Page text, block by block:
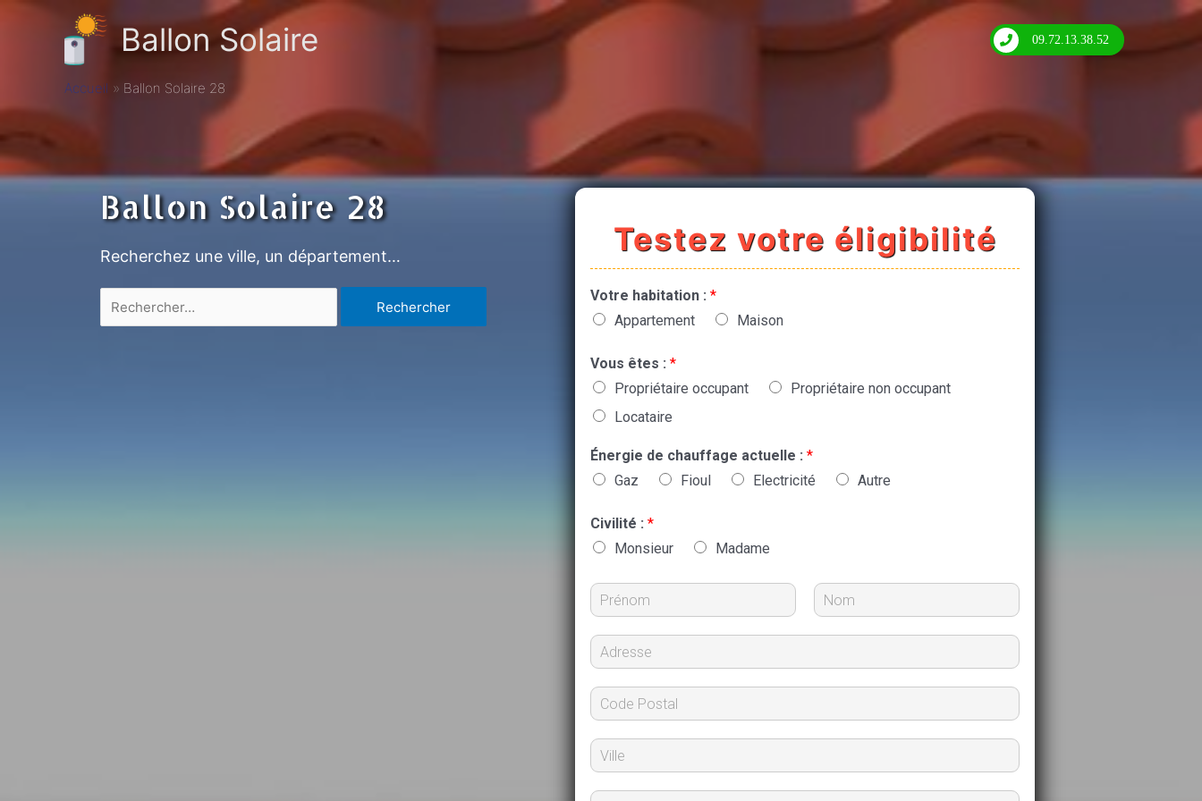
Ballon Solaire 09.72.13.38.52
Accueil Ballon Solaire 28
Ballon Solaire 28
Recherchez une ville, un département… Testez votre éligibilité
Votre habitation : *
Appartement
Maison
Vous êtes : *
Propriétaire occupant
Propriétaire non occupant
Locataire
Énergie de chauffage actuelle : *
Gaz
Fioul Electricité Autre
Civilité : *
Monsieur
Madame